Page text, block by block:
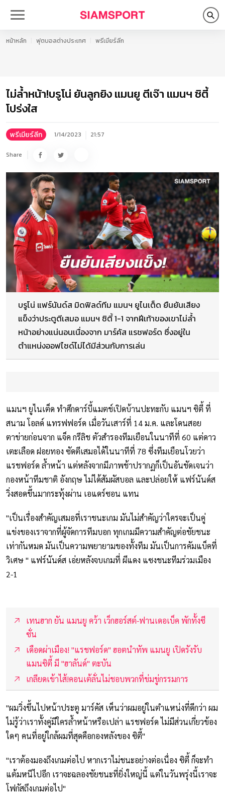
หน้าหลัก ฟุตบอลต่างประเทศ พรีเมียร์ลีก
ไม่ล้ำหน้า!บรูโน่ ยันลูกยิง แมนยู ตีเจ๊า แมนฯ ซิตี้
โปร่งใส
พรีเมียร์ลีก 1/14/2023 21:57
Share
บรูโน่ แฟร์นันด์ส มิดฟิลด์ทีม แมนฯ ยูไนเต็ด ยืนยันเสียง
แข็งว่าประตูตีเสมอ แมนฯ ซิตี้ 1-1 จากฝีเท้าของเขาไม่ล้ำ
หน้าอย่างแน่นอนเนื่องจาก มาร์คัส แรชฟอร์ด ซึ่งอยู่ใน
ตำแหน่งออฟไซด์ไม่ได้มีส่วนกับการเล่น
แมนฯ ยูไนเต็ด ทำศึกดาร์บี้แมตช์เปิดบ้านปะทะกับ แมนฯ ซิตี้ ที่
สนาม โอลด์ แทรฟฟอร์ด เมื่อวันเสาร์ที่ 14 ม.ค. และโดนสอย
ตาข่ายก่อนจาก แจ็ค กรีลิช ตัวสำรองทีมเยือนในนาทีที่ 60 แต่ดาว
เตะเลือด ฝอยทอง ซัดตีเสมอได้ในนาทีที่ 78 ซึ่งทีมเยือนโวยว่า
แรชฟอร์ด ล้ำหน้า แต่หลังจากมีภาพช้าปรากฏก็เป็นอันชัดเจนว่า
กองหน้าทีมชาติ อังกฤษ ไม่ได้สัมผัสบอล และปล่อยให้ แฟร์นันด์ส
วิ่งสอดขึ้นมากระทุ้งผ่าน เอแดร์ซอน แทน
"เป็นเรื่องสำคัญเสมอที่เราชนะเกม มันไม่สำคัญว่าใครจะเป็นคู่
แข่งของเราจากที่ผู้จัดการทีมบอก ทุกเกมมีความสำคัญต่อชัยชนะ
เท่ากันหมด มันเป็นความพยายามของทั้งทีม มันเป็นการคัมแบ็คที่
วิเศษ " แฟร์นันด์ส เอ่ยหลังจบเกมที่ ผีแดง แซงชนะทีมร่วมเมือง
2-1
เทนฮาก ยัน แมนยู คว้า เว็กฮอร์สต์-ฟานเดอเบ็ค พักทั้งซี
ซั่น
เดือดผ่าเมือง! "แรชฟอร์ด" ฮอตนำทัพ แมนยู เปิดรังรับ
แมนซิตี้ มี "ฮาลันด์" ตะบัน
เกลียดเข้าไส้!คอนเต้ลั่นไม่ชอบพวกที่ข่มขู่กรรมการ
"ผมวิ่งขึ้นไปหน้าประตู มาร์คัส เห็นว่าผมอยู่ในตำแหน่งที่ดีกว่า ผม
ไม่รู้ว่าเราทั้งคู่มีใครล้ำหน้าหรือเปล่า แรชฟอร์ด ไม่มีส่วนเกี่ยวข้อง
ใดๆ คนที่อยู่ใกล้ผมที่สุดคือกองหลังของ ซิตี้"
"เราต้องมองถึงเกมต่อไป หากเราไม่ชนะอย่างต่อเนื่อง ซิตี้ ก็จะทำ
แต้มหนีไปอีก เราจะฉลองชัยชนะที่ยิ่งใหญ่นี้ แต่ในวันพรุ่งนี้เราจะ
โฟกัสถึงเกมต่อไป"